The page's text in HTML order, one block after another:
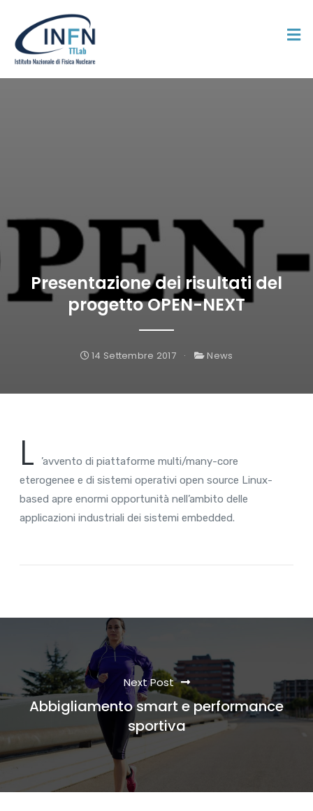
Presentazione dei risultati del
progetto OPEN-NEXT
14 Settembre 2017 News
L
’avvento di piattaforme multi/many-core
eterogenee e di sistemi operativi open source Linux-
based apre enormi opportunità nell’ambito delle
applicazioni industriali dei sistemi embedded.
Next Post
Abbigliamento smart e performance
sportiva